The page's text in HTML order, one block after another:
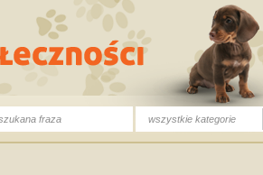
wszystkie kategorie